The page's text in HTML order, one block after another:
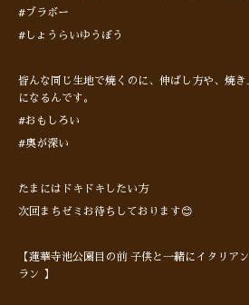
#ブラボー
#しょうらいゆうぼう
皆んな同じ生地で焼くのに、伸ばし方や、焼
になるんです。
#おもしろい
#奥が深い
たまにはドキドキしたい方
次回まちゼミお待ちしております😊
【蓮華寺池公園目の前 子供と一緒にイタリア
ラン 】